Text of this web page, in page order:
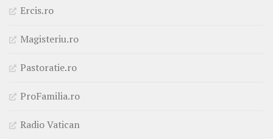
Ercis.ro
Magisteriu.ro
Pastoratie.ro
ProFamilia.ro
Radio Vatican